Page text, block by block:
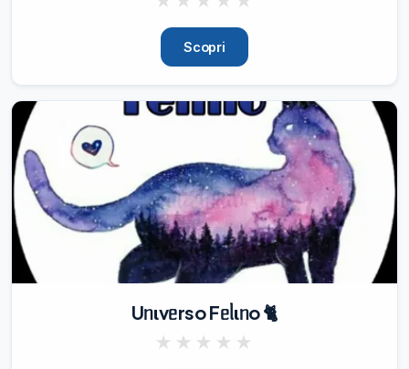
Scopri
Uᥒιvᥱrso Fᥱᥣιᥒo 🐈
★ ★ ★ ★ ★